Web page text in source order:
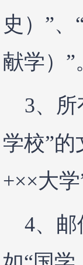
史）”
献学）”
3、
学校”
+××大
4、